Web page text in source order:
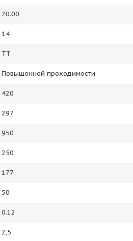
20.00
14
TT
Повышенной проходимости
420
297
950
250
177
50
0.12
2,5